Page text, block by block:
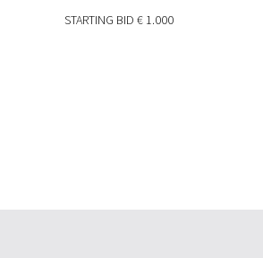
STARTING BID € 1.000